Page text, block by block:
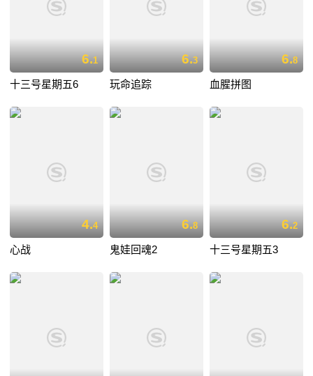
6.1
十三号星期五6
6.3
玩命追踪
6.8
血腥拼图
4.4
心战
6.8
鬼娃回魂2
6.2
十三号星期五3